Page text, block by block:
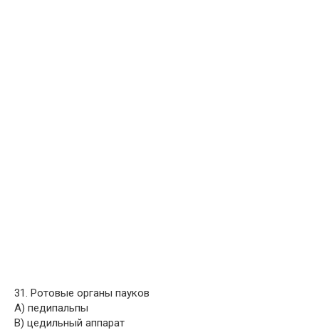
31. Ротовые органы пауков
A) педипальпы
B) цедильный аппарат